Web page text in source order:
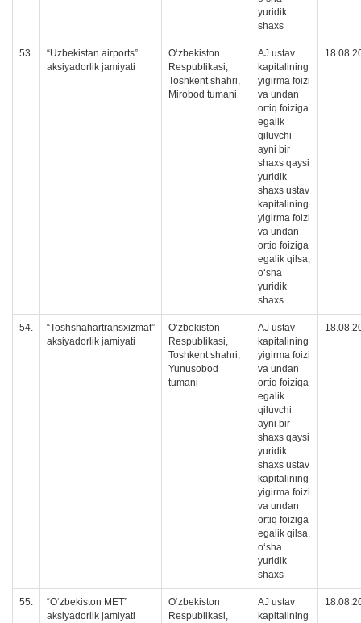
yuridik
shaxs
53.
“Uzbekistan airports”
aksiyadorlik jamiyati
O‘zbekiston
Respublikasi,
Toshkent shahri,
Mirobod tumani
AJ ustav
kapitalining
yigirma foizi
va undan
ortiq foiziga
egalik
qiluvchi
ayni bir
shaxs qaysi
yuridik
shaxs ustav
kapitalining
yigirma foizi
va undan
ortiq foiziga
egalik qilsa,
oʻsha
yuridik
shaxs
54.
“Toshshahartransxizmat”
aksiyadorlik jamiyati
O‘zbekiston
Respublikasi,
Toshkent shahri,
Yunusobod
tumani
AJ ustav
kapitalining
yigirma foizi
va undan
ortiq foiziga
egalik
qiluvchi
ayni bir
shaxs qaysi
yuridik
shaxs ustav
kapitalining
yigirma foizi
va undan
ortiq foiziga
egalik qilsa,
oʻsha
yuridik
shaxs
55.
“O‘zbekiston MET”
aksiyadorlik jamiyati
O‘zbekiston
Respublikasi,
AJ ustav
kapitalining